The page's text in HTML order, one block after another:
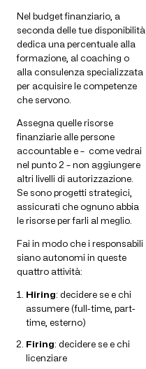
Nel budget finanziario, a
seconda delle tue disponibilità
dedica una percentuale alla
formazione, al coaching o
alla consulenza specializzata
per acquisire le competenze
che servono.
Assegna quelle risorse
finanziarie alle persone
accountable e – come vedrai
nel punto 2 – non aggiungere
altri livelli di autorizzazione.
Se sono progetti strategici,
assicurati che ognuno abbia
le risorse per farli al meglio.
Fai in modo che i responsabili
siano autonomi in queste
quattro attività:
Hiring: decidere se e chi
assumere (full-time, part-
time, esterno)
Firing: decidere se e chi
licenziare